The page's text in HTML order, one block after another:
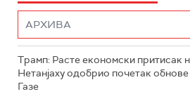
Трамп: Расте економски притисак
Нетанјаху одобрио почетак обнове
Газе